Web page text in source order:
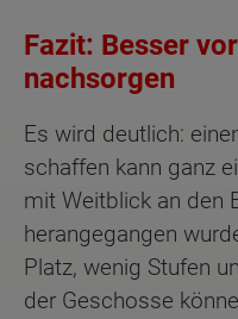
Fazit: Besser
nachsorgen
Es wird deutlich:
schaffen kann ganz
mit Weitblick an den
herangegangen
Platz, wenig Stufen
der Geschosse